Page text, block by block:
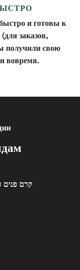
и готовы к
заказов,
получили свою
вовремя.